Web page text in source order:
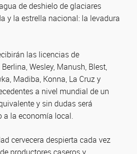
de deshielo de glaciares
y la estrella nacional: la levadura
las licencias de
Wesley, Manush, Blest,
Madiba, Konna, La Cruz y
a nivel mundial de un
y sin dudas será
a la economía local.
cervecera despierta cada vez